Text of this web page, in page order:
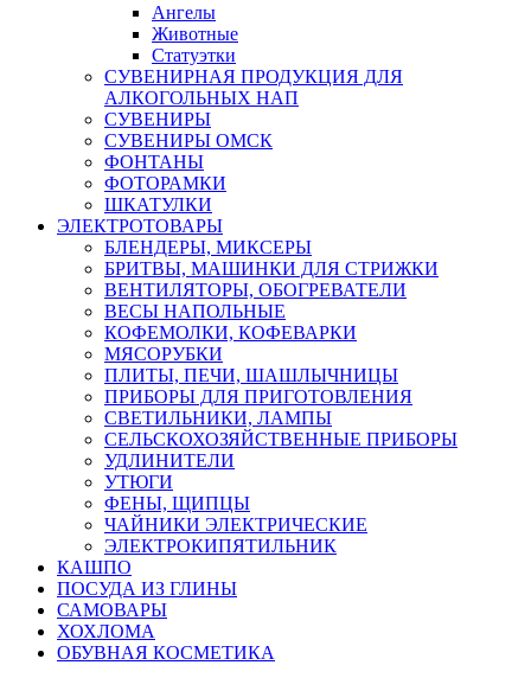
Ангелы
Животные
Статуэтки
СУВЕНИРНАЯ ПРОДУКЦИЯ ДЛЯ
АЛКОГОЛЬНЫХ НАП
СУВЕНИРЫ
СУВЕНИРЫ ОМСК
ФОНТАНЫ
ФОТОРАМКИ
ШКАТУЛКИ
ЭЛЕКТРОТОВАРЫ
БЛЕНДЕРЫ, МИКСЕРЫ
БРИТВЫ, МАШИНКИ ДЛЯ СТРИЖКИ
ВЕНТИЛЯТОРЫ, ОБОГРЕВАТЕЛИ
ВЕСЫ НАПОЛЬНЫЕ
КОФЕМОЛКИ, КОФЕВАРКИ
МЯСОРУБКИ
ПЛИТЫ, ПЕЧИ, ШАШЛЫЧНИЦЫ
ПРИБОРЫ ДЛЯ ПРИГОТОВЛЕНИЯ
СВЕТИЛЬНИКИ, ЛАМПЫ
СЕЛЬСКОХОЗЯЙСТВЕННЫЕ ПРИБОРЫ
УДЛИНИТЕЛИ
УТЮГИ
ФЕНЫ, ЩИПЦЫ
ЧАЙНИКИ ЭЛЕКТРИЧЕСКИЕ
ЭЛЕКТРОКИПЯТИЛЬНИК
КАШПО
ПОСУДА ИЗ ГЛИНЫ
САМОВАРЫ
ХОХЛОМА
ОБУВНАЯ КОСМЕТИКА